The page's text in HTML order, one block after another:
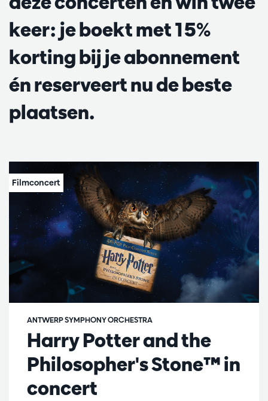
keer: je boekt met 15%
korting bij je abonnement
én reserveert nu de beste
plaatsen.
Harry Potter and the
Philosopher's Stone™ in
concert
ANTWERP SYMPHONY ORCHESTRA